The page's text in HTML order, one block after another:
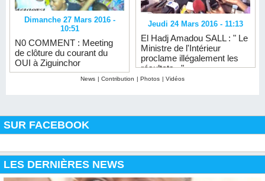
Dimanche 27 Mars 2016 -
10:51
N0 COMMENT : Meeting
de clôture du courant du
OUI à Ziguinchor
Jeudi 24 Mars 2016 - 11:13
El Hadj Amadou SALL : " Le
Ministre de l'Intérieur
proclame illégalement les
résultats..."
News | Contribution | Photos | Vidéos
SUR FACEBOOK
LES DERNIÈRES NEWS